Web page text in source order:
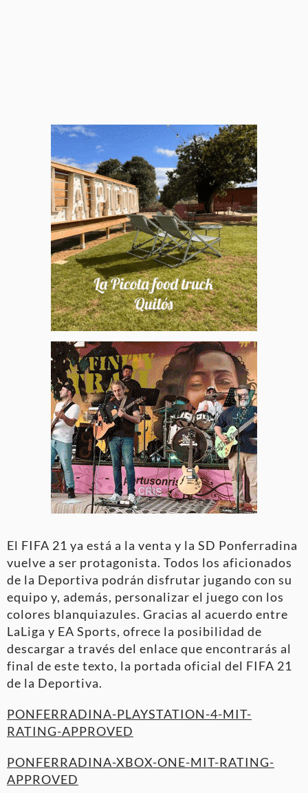
El FIFA 21 ya está a la venta y la SD Ponferradina
vuelve a ser protagonista. Todos los aficionados
de la Deportiva podrán disfrutar jugando con su
equipo y, además, personalizar el juego con los
colores blanquiazules. Gracias al acuerdo entre
LaLiga y EA Sports, ofrece la posibilidad de
descargar a través del enlace que encontrarás al
final de este texto, la portada oficial del FIFA 21
de la Deportiva.
PONFERRADINA-PLAYSTATION-4-MIT-
RATING-APPROVED
PONFERRADINA-XBOX-ONE-MIT-RATING-
APPROVED